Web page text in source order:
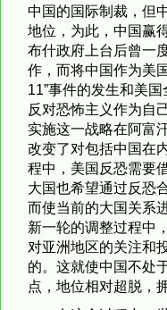
中国的国际制裁，但
地位，为此，中国赢
布什政府上台后曾一
作，而将中国作为美
11”事件的发生和美
反对恐怖主义作为自
实施这一战略在阿富
改变了对包括中国在
程中，美国反恐需要
大国也希望通过反恐
而使当前的大国关系
新一轮的调整过程中
对亚洲地区的关注和
的。这就使中国不处
点，地位相对超脱，